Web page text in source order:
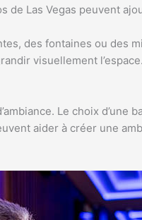
de Las Vegas peuvent
des fontaines ou des
visuellement
Le choix
aider à créer une